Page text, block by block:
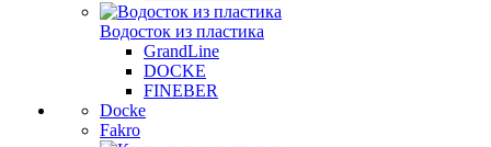
Водосток из пластика
GrandLine
DOCKE
FINEBER
Docke
Fakro